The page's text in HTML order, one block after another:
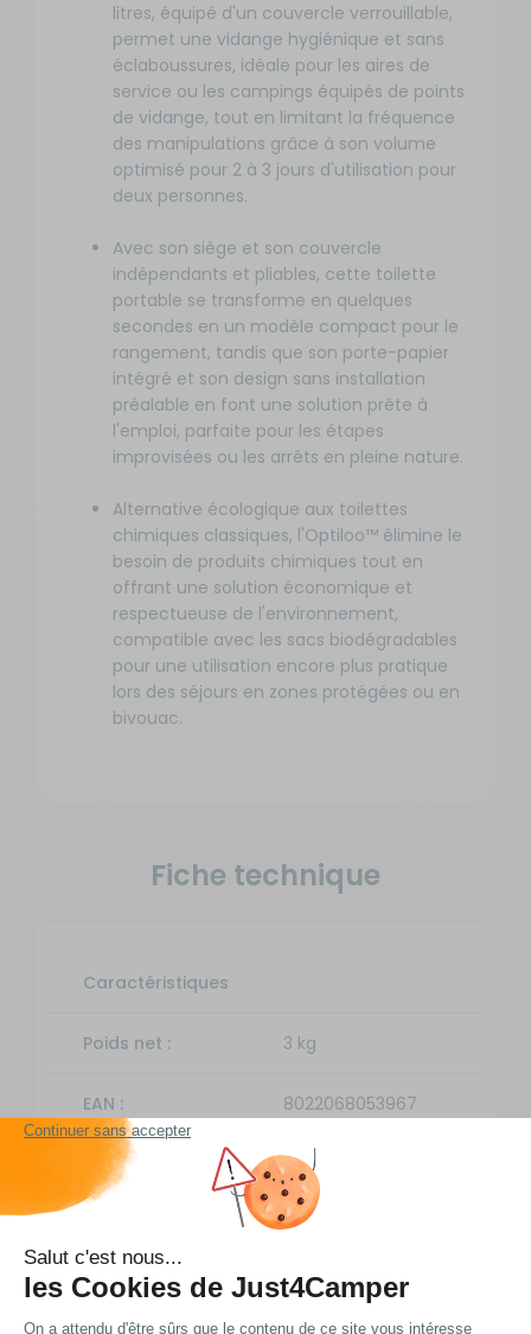
litres, équipé d'un couvercle verrouillable,
permet une vidange hygiénique et sans
éclaboussures, idéale pour les aires de
service ou les campings équipés de points
de vidange, tout en limitant la fréquence
des manipulations grâce à son volume
optimisé pour 2 à 3 jours d'utilisation pour
deux personnes.
Avec son siège et son couvercle
indépendants et pliables, cette toilette
portable se transforme en quelques
secondes en un modèle compact pour le
rangement, tandis que son porte-papier
intégré et son design sans installation
préalable en font une solution prête à
l'emploi, parfaite pour les étapes
improvisées ou les arrêts en pleine nature.
Alternative écologique aux toilettes
chimiques classiques, l'Optiloo™ élimine le
besoin de produits chimiques tout en
offrant une solution économique et
respectueuse de l'environnement,
compatible avec les sacs biodégradables
pour une utilisation encore plus pratique
lors des séjours en zones protégées ou en
bivouac.
Fiche technique
Caractéristiques
Poids net : 3 kg
EAN : 8022068053967
Livraison et retour
Nos modes de livraison